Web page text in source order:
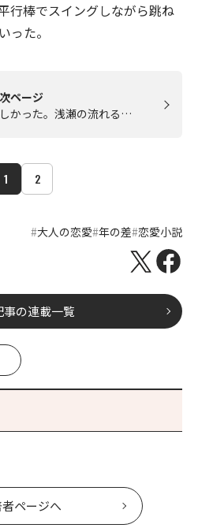
行棒でスイングしながら跳ね
った。
次ページ
かった。浅瀬の流れる…
1 2
大人の恋愛 年の差 恋愛小説
事の連載一覧
ページへ